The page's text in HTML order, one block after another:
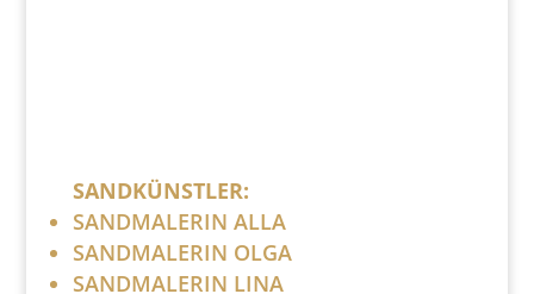
SANDKÜNSTLER:
SANDMALERIN ALLA
SANDMALERIN OLGA
SANDMALERIN LINA